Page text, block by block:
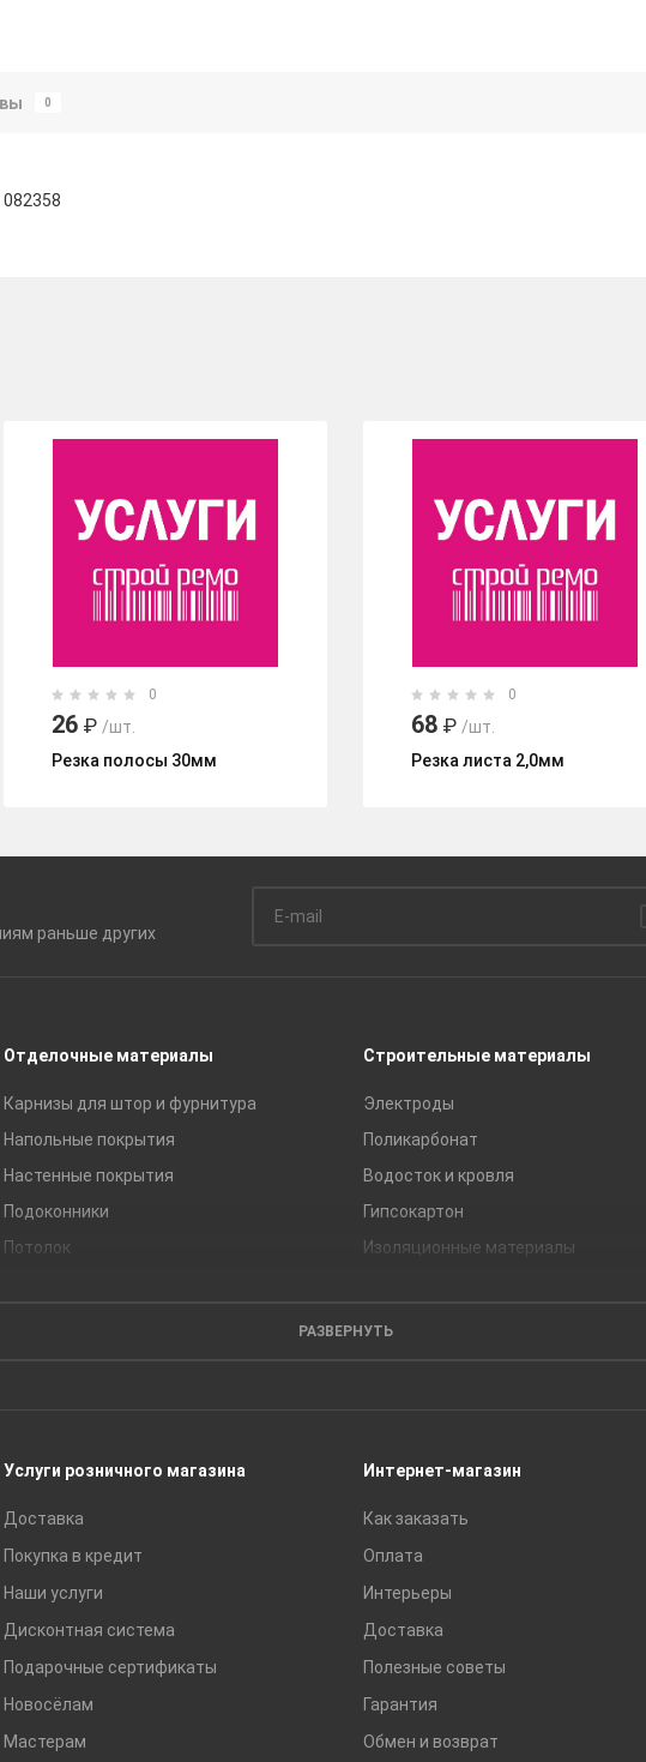
0
082358
0
26 ₽ /шт.
Резка полосы 30мм
0
68 ₽ /шт.
Резка листа 2,0мм
раньше других
Отделочные материалы
Карнизы для штор и фурнитура
Напольные покрытия
Настенные покрытия
Подоконники
Потолок
Строительные материалы
Электроды
Поликарбонат
Водосток и кровля
Гипсокартон
Изоляционные материалы
Сухие смеси
РАЗВЕРНУТЬ
Услуги розничного магазина
Доставка
Покупка в кредит
Наши услуги
Дисконтная система
Подарочные сертификаты
Новосёлам
Мастерам
Интернет-магазин
Как заказать
Оплата
Интерьеры
Доставка
Полезные советы
Гарантия
Обмен и возврат